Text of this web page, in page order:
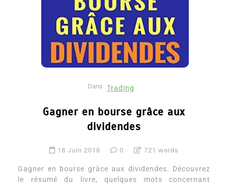
Dans Trading
Gagner en bourse grâce aux
dividendes
18 Juin 2018 0 721 words
Gagner en bourse grâce aux dividendes. Découvrez
le résumé du livre, quelques mots concernant